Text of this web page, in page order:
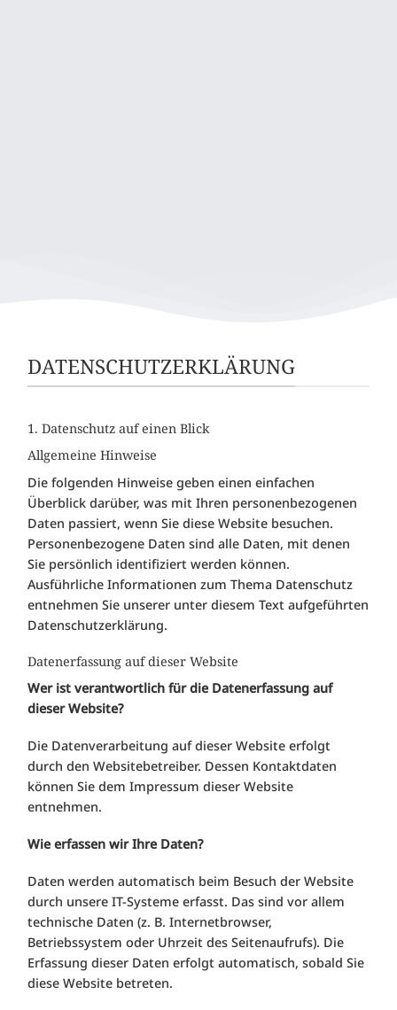
DATENSCHUTZERKLÄRUNG
1. Datenschutz auf einen Blick
Allgemeine Hinweise
Die folgenden Hinweise geben einen einfachen
Überblick darüber, was mit Ihren personenbezogenen
Daten passiert, wenn Sie diese Website besuchen.
Personenbezogene Daten sind alle Daten, mit denen
Sie persönlich identifiziert werden können.
Ausführliche Informationen zum Thema Datenschutz
entnehmen Sie unserer unter diesem Text aufgeführten
Datenschutzerklärung.
Datenerfassung auf dieser Website
Wer ist verantwortlich für die Datenerfassung auf
dieser Website?
Die Datenverarbeitung auf dieser Website erfolgt
durch den Websitebetreiber. Dessen Kontaktdaten
können Sie dem Impressum dieser Website
entnehmen.
Wie erfassen wir Ihre Daten?
Daten werden automatisch beim Besuch der Website
durch unsere IT-Systeme erfasst. Das sind vor allem
technische Daten (z. B. Internetbrowser,
Betriebssystem oder Uhrzeit des Seitenaufrufs). Die
Erfassung dieser Daten erfolgt automatisch, sobald Sie
diese Website betreten.